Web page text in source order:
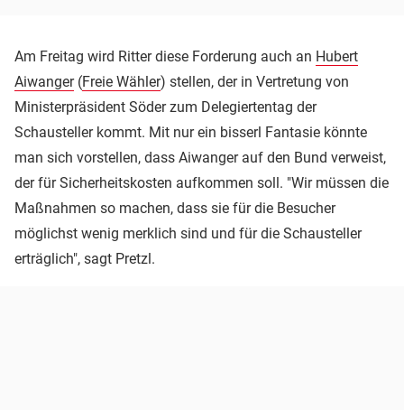
Am Freitag wird Ritter diese Forderung auch an Hubert
Aiwanger(Freie Wähler) stellen, der in Vertretung von
Ministerpräsident Söder zum Delegiertentag der
Schausteller kommt. Mit nur ein bisserl Fantasie könnte
man sich vorstellen, dass Aiwanger auf den Bund verweist,
der für Sicherheitskosten aufkommen soll. "Wir müssen die
Maßnahmen so machen, dass sie für die Besucher
möglichst wenig merklich sind und für die Schausteller
erträglich", sagt Pretzl.